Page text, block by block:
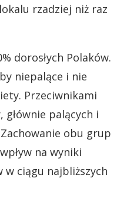
rzadziej niż raz
dorosłych Polaków.
niepalące i nie
Przeciwnikami
głównie palących i
obu grup
na wyniki
ciągu najbliższych